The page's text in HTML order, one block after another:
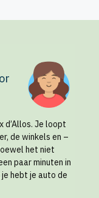
d’Allos. Je loopt
de winkels en –
het niet
paar minuten in
hebt je auto de